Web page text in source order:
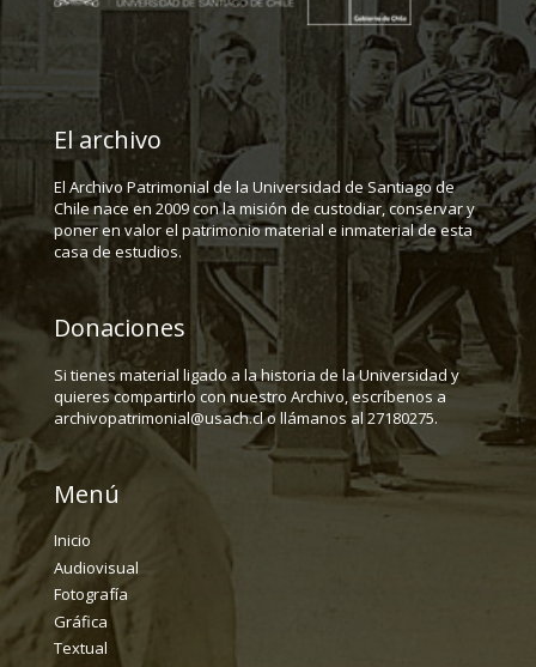
El archivo
El Archivo Patrimonial de la Universidad de Santiago de
Chile nace en 2009 con la misión de custodiar, conservar y
poner en valor el patrimonio material e inmaterial de esta
casa de estudios.
Donaciones
Si tienes material ligado a la historia de la Universidad y
quieres compartirlo con nuestro Archivo, escríbenos a
archivopatrimonial@usach.cl o llámanos al 27180275.
Menú
Inicio
Audiovisual
Fotografía
Gráfica
Textual